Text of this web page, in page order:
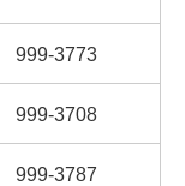
999-3773
999-3708
999-3787